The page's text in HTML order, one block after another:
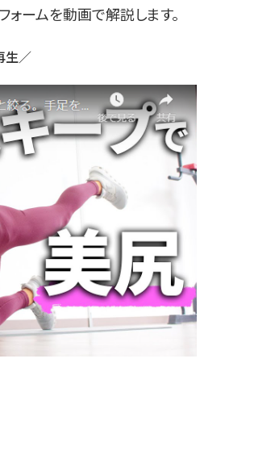
ームを動画で解説します。
生／